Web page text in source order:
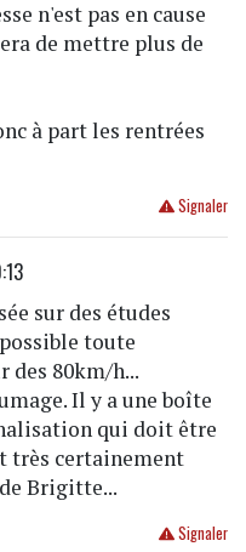
n'est pas en cause
de mettre plus de
à part les rentrées
Signaler
sur des études
toute
des 80km/h...
Il y a une boîte
qui doit être
très certainement
Brigitte...
Signaler